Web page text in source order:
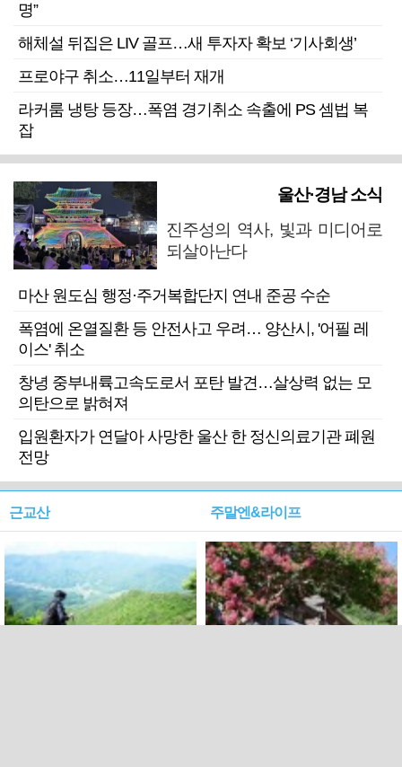
명”
해체설 뒤집은 LIV 골프…새 투자자 확보 ‘기사회생’
프로야구 취소…11일부터 재개
라커룸 냉탕 등장…폭염 경기취소 속출에 PS 셈법 복
잡
울산·경남 소식
진주성의 역사, 빛과 미디어로
되살아난다
마산 원도심 행정·주거복합단지 연내 준공 수순
폭염에 온열질환 등 안전사고 우려… 양산시, '어필 레
이스' 취소
창녕 중부내륙고속도로서 포탄 발견…살상력 없는 모
의탄으로 밝혀져
입원환자가 연달아 사망한 울산 한 정신의료기관 폐원
전망
근교산 주말엔&라이프